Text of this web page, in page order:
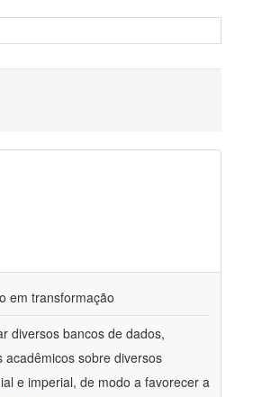
em transformação
diversos bancos de dados,
sobre diversos
e imperial, de modo a favorecer a